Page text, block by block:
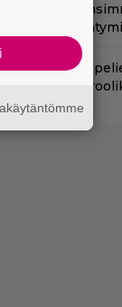
Maguiren
Tuleva
viimeiseksi